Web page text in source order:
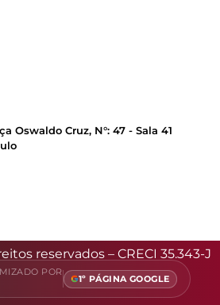
Oswaldo Cruz, N°: 47 - Sala 41
reservados – CRECI 35.343-J
POR
1º PÁGINA GOOGLE